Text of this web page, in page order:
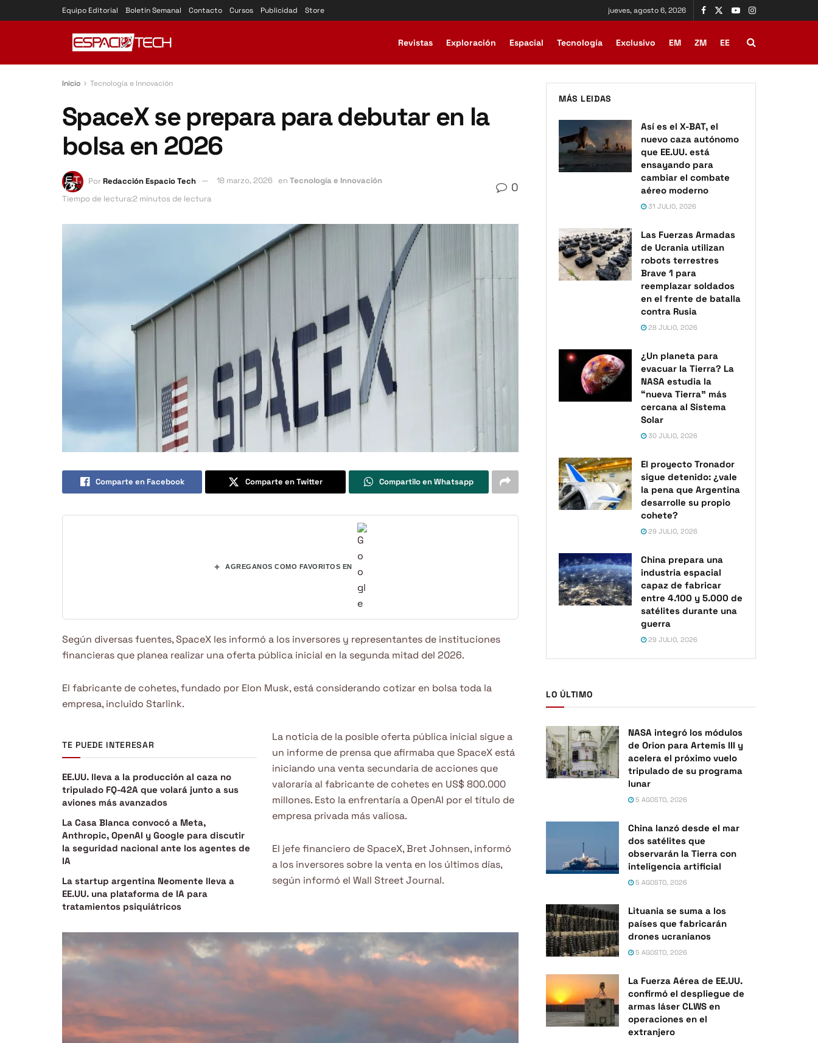
Equipo Editorial Boletín Semanal Contacto Cursos Publicidad Store jueves, agosto 6, 2026
Revistas Exploración Espacial Tecnología Exclusivo EM ZM EE
Inicio Tecnología e Innovación
SpaceX se prepara para debutar en la
bolsa en 2026
PorRedacción Espacio Tech 18 marzo, 2026 en Tecnología e Innovación
Tiempo de lectura:2 minutos de lectura
0
Comparte en Facebook Comparte en Twitter Compartilo en Whatsapp
+ AGREGANOS COMO FAVORITOS EN
Según diversas fuentes, SpaceX les informó a los inversores y representantes de instituciones
financieras que planea realizar una oferta pública inicial en la segunda mitad del 2026.
El fabricante de cohetes, fundado por Elon Musk, está considerando cotizar en bolsa toda la
empresa, incluido Starlink.
TE PUEDE INTERESAR
EE.UU. lleva a la producción al caza no
tripulado FQ-42A que volará junto a sus
aviones más avanzados
La Casa Blanca convocó a Meta,
Anthropic, OpenAI y Google para discutir
la seguridad nacional ante los agentes de
IA
La startup argentina Neomente lleva a
EE.UU. una plataforma de IA para
tratamientos psiquiátricos
La noticia de la posible oferta pública inicial sigue a
un informe de prensa que afirmaba que SpaceX está
iniciando una venta secundaria de acciones que
valoraría al fabricante de cohetes en US$ 800.000
millones. Esto la enfrentaría a OpenAI por el título de
empresa privada más valiosa.
El jefe financiero de SpaceX, Bret Johnsen, informó
a los inversores sobre la venta en los últimos días,
según informó el Wall Street Journal.
MÁS LEIDAS
Así es el X-BAT, el
nuevo caza autónomo
que EE.UU. está
ensayando para
cambiar el combate
aéreo moderno
31 JULIO, 2026
Las Fuerzas Armadas
de Ucrania utilizan
robots terrestres
Brave 1 para
reemplazar soldados
en el frente de batalla
contra Rusia
28 JULIO, 2026
¿Un planeta para
evacuar la Tierra? La
NASA estudia la
“nueva Tierra” más
cercana al Sistema
Solar
30 JULIO, 2026
El proyecto Tronador
sigue detenido: ¿vale
la pena que Argentina
desarrolle su propio
cohete?
29 JULIO, 2026
China prepara una
industria espacial
capaz de fabricar
entre 4.100 y 5.000 de
satélites durante una
guerra
29 JULIO, 2026
LO ÚLTIMO
NASA integró los módulos
de Orion para Artemis III y
acelera el próximo vuelo
tripulado de su programa
lunar
5 AGOSTO, 2026
China lanzó desde el mar
dos satélites que
observarán la Tierra con
inteligencia artificial
5 AGOSTO, 2026
Lituania se suma a los
países que fabricarán
drones ucranianos
5 AGOSTO, 2026
La Fuerza Aérea de EE.UU.
confirmó el despliegue de
armas láser CLWS en
operaciones en el
extranjero